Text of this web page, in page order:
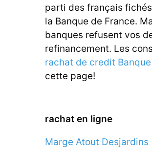
parti des français
la Banque de France.
banques refusent vos
refinancement. Les
rachat de credit
cette page!
rachat en ligne
Marge Atout Desjardins